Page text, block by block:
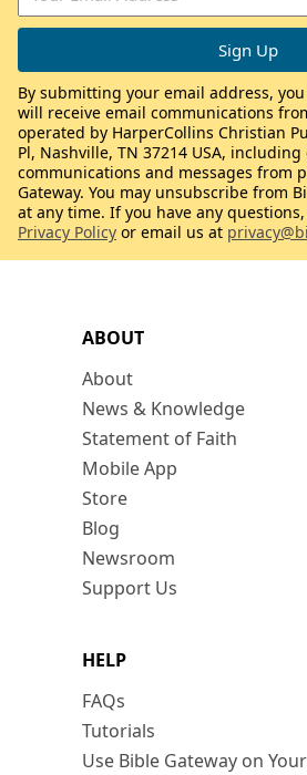
ABOUT
About
News & Knowledge
Statement of Faith
Mobile App
Store
Blog
Newsroom
Support Us
HELP
FAQs
Tutorials
Use Bible Gateway on
By submitting your email address,
will receive email communications
operated by HarperCollins Christian
Pl, Nashville, TN 37214 USA,
communications and messages from
Gateway. You may unsubscribe from
at any time. If you have any
Privacy Policy or email us at